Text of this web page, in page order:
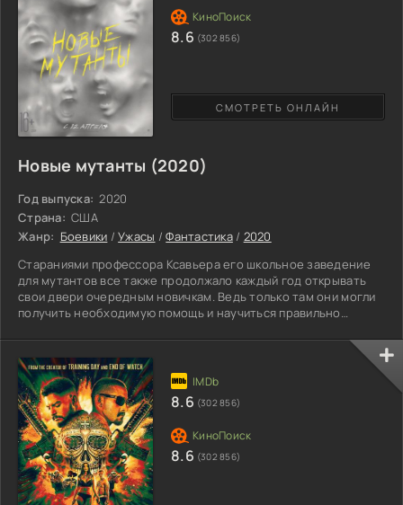
Новые мутанты (2020)
Год выпуска: 2020
Страна: США
Жанр: Боевики /Ужасы /Фантастика/ 2020
Стараниями профессора Ксавьера его школьное заведение
для мутантов все также продолжало каждый год открывать
свои двери очередным новичкам. Ведь только там они могли
получить необходимую помощь и научиться правильно
чувствуя себя ошибкой природы. Опытные профессионалы
своего дела в лице прославленных «Людей Х» наглядно
показывали, как важно принимать свой мутационный образ,
слившись с ним воедино. Восторгаясь достижениями всеми
любимых героев,
СМОТРЕТЬ ОНЛАЙН
8.6 (302 856)
8.6 (302 856)
8.6 (302 856)